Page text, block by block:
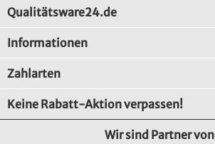
Qualitätsware24.de
Informationen
Zahlarten
Keine Rabatt-Aktion verpassen!
Wir sind Partner von